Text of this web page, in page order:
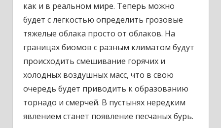
как и в реальном мире. Теперь можно
будет с легкостью определить грозовые
тяжелые облака просто от облаков. На
границах биомов с разным климатом будут
происходить смешивание горячих и
холодных воздушных масс, что в свою
очередь будет приводить к образованию
торнадо и смерчей. В пустынях нередким
явлением станет появление песчаных бурь.